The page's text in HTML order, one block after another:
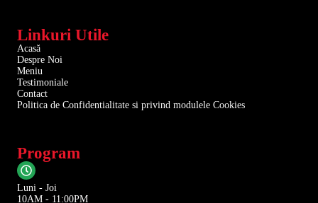
Linkuri Utile
Acasă
Despre Noi
Meniu
Testimoniale
Contact
Politica de Confidentialitate si privind modulele Cookies
Program
Luni - Joi
10AM - 11:00PM